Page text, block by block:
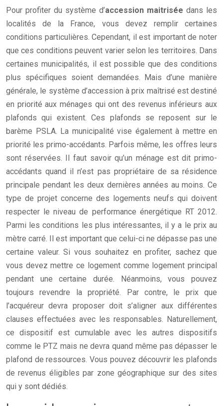
Pour profiter du système d’accession maitrisée dans les
localités de la France, vous devez remplir certaines
conditions particulières. Cependant, il est important de noter
que ces conditions peuvent varier selon les territoires. Dans
certaines municipalités, il est possible que des conditions
plus spécifiques soient demandées. Mais d’une manière
générale, le système d’accession à prix maîtrisé est destiné
en priorité aux ménages qui ont des revenus inférieurs aux
plafonds qui existent. Ces plafonds se reposent sur le
barème PSLA. La municipalité vise également à mettre en
priorité les primo-accédants. Parfois même, les offres leurs
sont réservées. Il faut savoir qu’un ménage est dit primo-
accédants quand il n’est pas propriétaire de sa résidence
principale pendant les deux dernières années au moins. Ce
type de projet concerne des logements neufs qui doivent
respecter le niveau de performance énergétique RT 2012.
Parmi les conditions les plus intéressantes, il y a le prix au
mètre carré. Il est important que celui-ci ne dépasse pas une
certaine valeur. Si vous souhaitez en profiter, sachez que
vous devez mettre ce logement comme logement principal
pendant une certaine durée. Néanmoins, vous pouvez
toujours revendre la propriété. Par contre, le prix que
l’acquéreur devra proposer doit s’aligner aux différentes
clauses effectuées avec les responsables. Naturellement,
ce dispositif est cumulable avec les autres dispositifs
comme le PTZ mais ne devra quand même pas dépasser le
plafond de ressources. Vous pouvez découvrir les plafonds
de revenus éligibles par zone géographique sur des sites
qui y sont dédiés.